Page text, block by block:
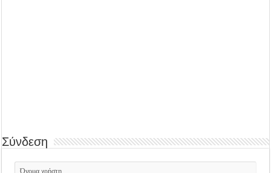
Σύνδεση